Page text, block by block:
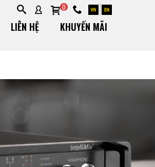
0
LIÊN HỆ KHUYẾN MÃI